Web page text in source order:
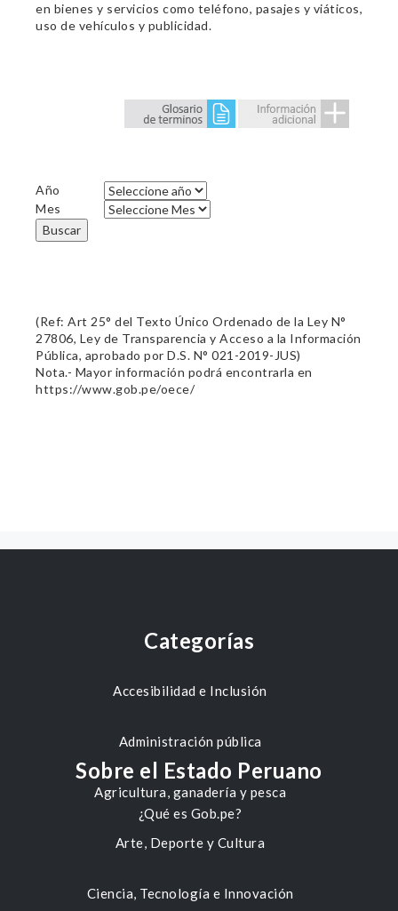
en bienes y servicios como teléfono, pasajes y viáticos,
uso de vehículos y publicidad.
Año
Mes
Buscar
(Ref: Art 25° del Texto Único Ordenado de la Ley N°
27806, Ley de Transparencia y Acceso a la Información
Pública, aprobado por D.S. N° 021-2019-JUS)
Nota.- Mayor información podrá encontrarla en
https://www.gob.pe/oece/
Categorías
Accesibilidad e Inclusión
Administración pública
Agricultura, ganadería y pesca
Arte, Deporte y Cultura
Ciencia, Tecnología e Innovación
Sobre el Estado Peruano
¿Qué es Gob.pe?